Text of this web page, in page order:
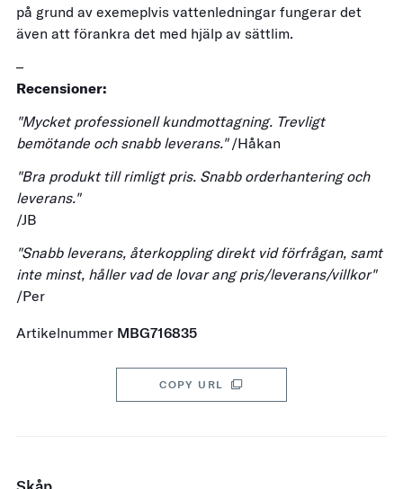
på grund av exemeplvis vattenledningar fungerar det
även att förankra det med hjälp av sättlim.
–
Recensioner:
"Mycket professionell kundmottagning. Trevligt
bemötande och snabb leverans."/Håkan
"Bra produkt till rimligt pris. Snabb orderhantering och
leverans."
/JB
"Snabb leverans, återkoppling direkt vid förfrågan, samt
inte minst, håller vad de lovar ang pris/leverans/villkor"
/Per
Artikelnummer MBG716835
COPY URL